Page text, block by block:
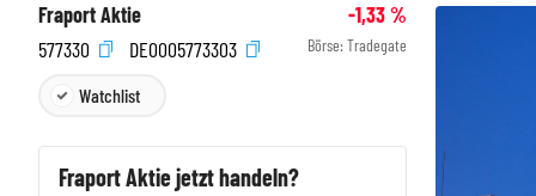
Fraport Aktie
-1,33%
577330
DE0005773303 Börse: Tradegate
Watchlist
FraportAktie jetzt handeln?